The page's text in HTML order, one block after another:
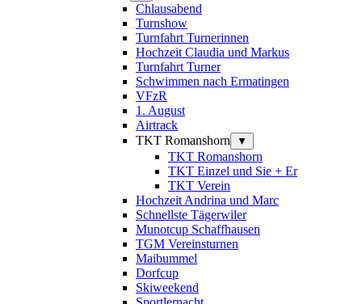
Chlausabend
Turnshow
Turnfahrt Turnerinnen
Hochzeit Claudia und Markus
Turnfahrt Turner
Schwimmen nach Ermatingen
VFzR
1. August
Airtrack
TKT Romanshorn
▼
TKT Romanshorn
TKT Einzel und Sie + Er
TKT Verein
Hochzeit Andrina und Marc
Schnellste Tägerwiler
Munotcup Schaffhausen
TGM Vereinsturnen
Maibummel
Dorfcup
Skiweekend